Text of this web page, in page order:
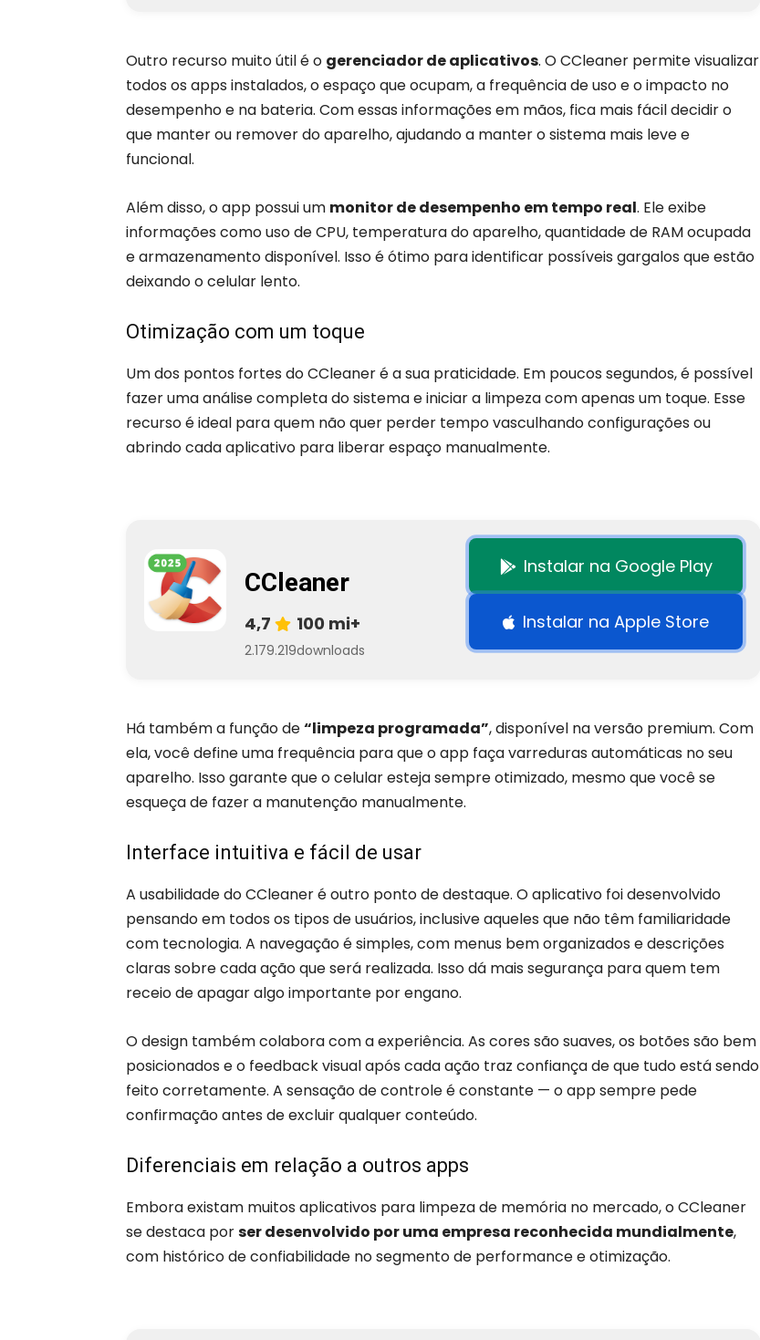
Outro recurso muito útil é o gerenciador de aplicativos. O CCleaner permite visualizar
todos os apps instalados, o espaço que ocupam, a frequência de uso e o impacto no
desempenho e na bateria. Com essas informações em mãos, fica mais fácil decidir o
que manter ou remover do aparelho, ajudando a manter o sistema mais leve e
funcional.
Além disso, o app possui um monitor de desempenho em tempo real. Ele exibe
informações como uso de CPU, temperatura do aparelho, quantidade de RAM ocupada
e armazenamento disponível. Isso é ótimo para identificar possíveis gargalos que estão
deixando o celular lento.
Otimização com um toque
Um dos pontos fortes do CCleaner é a sua praticidade. Em poucos segundos, é possível
fazer uma análise completa do sistema e iniciar a limpeza com apenas um toque. Esse
recurso é ideal para quem não quer perder tempo vasculhando configurações ou
abrindo cada aplicativo para liberar espaço manualmente.
CCleaner
4,7
2.179.219
100 mi+
downloads
Instalar na Google Play
Instalar na Apple Store
Há também a função de“limpeza programada”, disponível na versão premium. Com
ela, você define uma frequência para que o app faça varreduras automáticas no seu
aparelho. Isso garante que o celular esteja sempre otimizado, mesmo que você se
esqueça de fazer a manutenção manualmente.
Interface intuitiva e fácil de usar
A usabilidade do CCleaner é outro ponto de destaque. O aplicativo foi desenvolvido
pensando em todos os tipos de usuários, inclusive aqueles que não têm familiaridade
com tecnologia. A navegação é simples, com menus bem organizados e descrições
claras sobre cada ação que será realizada. Isso dá mais segurança para quem tem
receio de apagar algo importante por engano.
O design também colabora com a experiência. As cores são suaves, os botões são bem
posicionados e o feedback visual após cada ação traz confiança de que tudo está sendo
feito corretamente. A sensação de controle é constante — o app sempre pede
confirmação antes de excluir qualquer conteúdo.
Diferenciais em relação a outros apps
Embora existam muitos aplicativos para limpeza de memória no mercado, o CCleaner
se destaca porser desenvolvido por uma empresa reconhecida mundialmente,
com histórico de confiabilidade no segmento de performance e otimização.